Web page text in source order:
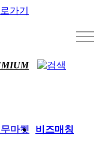
가기
마켓 비즈매칭